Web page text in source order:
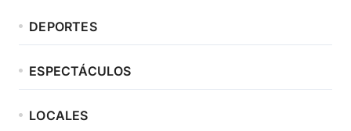
DEPORTES
ESPECTÁCULOS
LOCALES